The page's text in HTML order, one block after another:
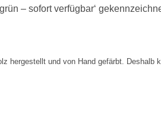
– sofort verfügbar‘
hergestellt und von Hand gefärbt.